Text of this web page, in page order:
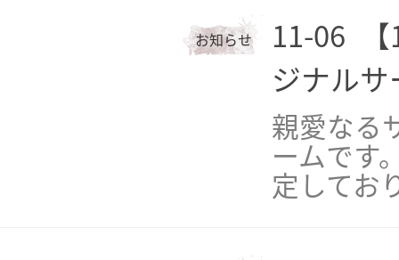
お知らせ 11-06
ジナルサ
親愛なる
ームです
定してお